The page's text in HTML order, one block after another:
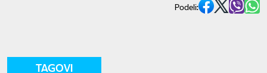
Podeli:
TAGOVI